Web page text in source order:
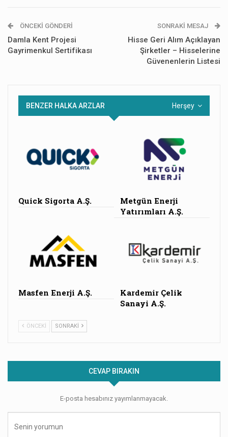
ÖNCEKI GÖNDERI
Damla Kent Projesi
Gayrimenkul Sertifikası
SONRAKI MESAJ
Hisse Geri Alım Açıklayan
Şirketler – Hisselerine
Güvenenlerin Listesi
Herşey
BENZER HALKA ARZLAR
Quick Sigorta A.Ş.
Metgün Enerji
Yatırımları A.Ş.
Masfen Enerji A.Ş.
Kardemir Çelik
Sanayi A.Ş.
ÖNCEKI SONRAKI
CEVAP BIRAKIN
E-posta hesabınız yayımlanmayacak.